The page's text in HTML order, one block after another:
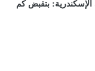
بتقبض كم